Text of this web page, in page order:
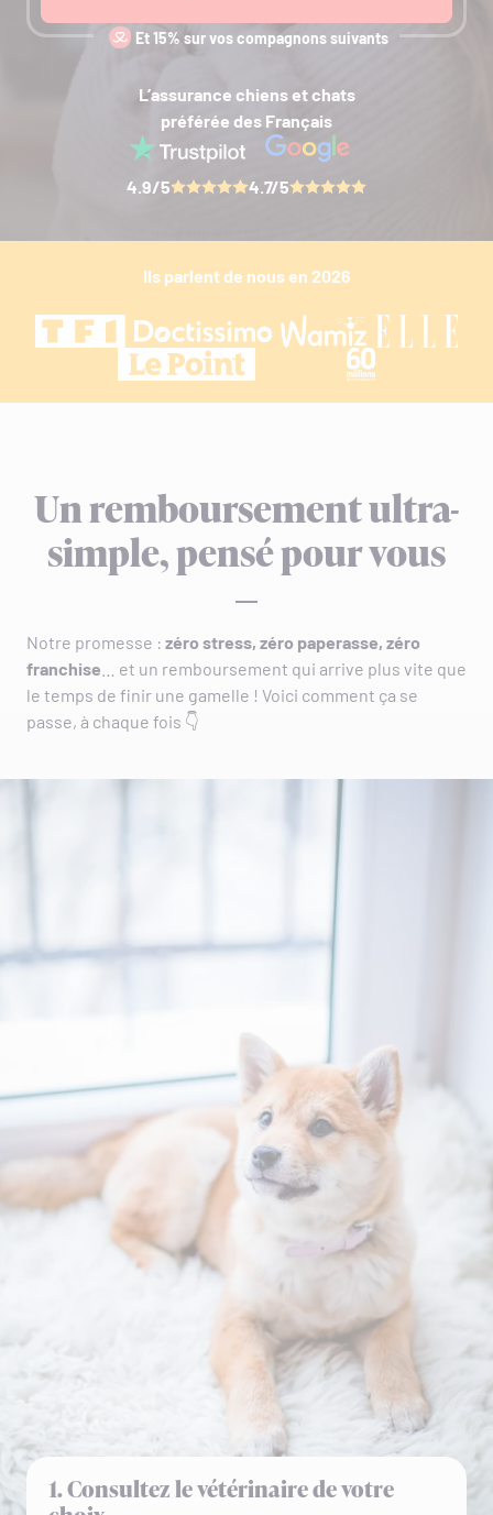
Et 15% sur vos compagnons suivants
L’assurance chiens et chats
préférée des Français
4.9/5 4.7/5
Ils parlent de nous en 2026
Un remboursement ultra-
simple, pensé pour vous
Notre promesse : zéro stress, zéro paperasse, zéro
franchise … et un remboursement qui arrive plus vite que
le temps de finir une gamelle ! Voici comment ça se
passe, à chaque fois 👇
1. Consultez le vétérinaire de votre